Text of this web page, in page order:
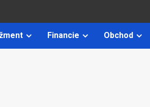
Financie Obchod